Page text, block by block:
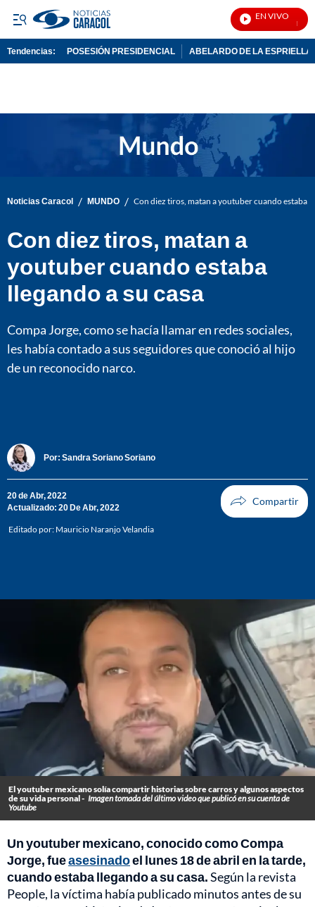
EN VIVO
Tendencias: POSESIÓN PRESIDENCIAL ABELARDO DE LA ESPRIELLA
Noticias Caracol / MUNDO / Con diez tiros, matan a youtuber cuando estaba
Con diez tiros, matan a
youtuber cuando estaba
llegando a su casa
Compa Jorge, como se hacía llamar en redes sociales,
les había contado a sus seguidores que conoció al hijo
de un reconocido narco.
Por: Sandra Soriano Soriano
20 de Abr, 2022
Actualizado: 20 De Abr, 2022
Editado por: Mauricio Naranjo Velandia
El youtuber mexicano solía compartir historias sobre carros y algunos aspectos
de su vida personal - Imagen tomada del último video que publicó en su cuenta de
Youtube
Un youtuber mexicano, conocido como Compa
Jorge, fueasesinadoel lunes 18 de abril en la tarde,
cuando estaba llegando a su casa.Según la revista
People, la víctima había publicado minutos antes de su